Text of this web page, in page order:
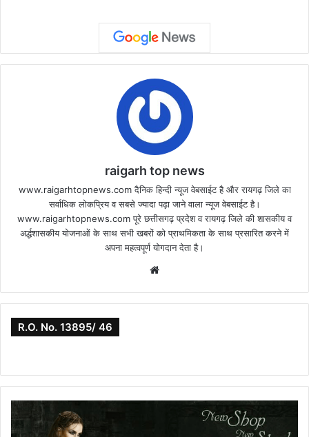
raigarh top news
www.raigarhtopnews.com दैनिक हिन्दी न्यूज वेबसाईट है और रायगढ़ जिले का
सर्वाधिक लोकप्रिय व सबसे ज्यादा पढ़ा जाने वाला न्यूज वेबसाईट है।
www.raigarhtopnews.com पूरे छत्तीसगढ़ प्रदेश व रायगढ़ जिले की शासकीय व
अर्द्धशासकीय योजनाओं के साथ सभी खबरों को प्राथमिकता के साथ प्रसारित करने में
अपना महत्वपूर्ण योगदान देता है।
R.O. No. 13895/ 46